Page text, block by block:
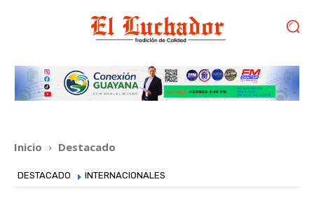
Inicio Destacado
DESTACADO INTERNACIONALES